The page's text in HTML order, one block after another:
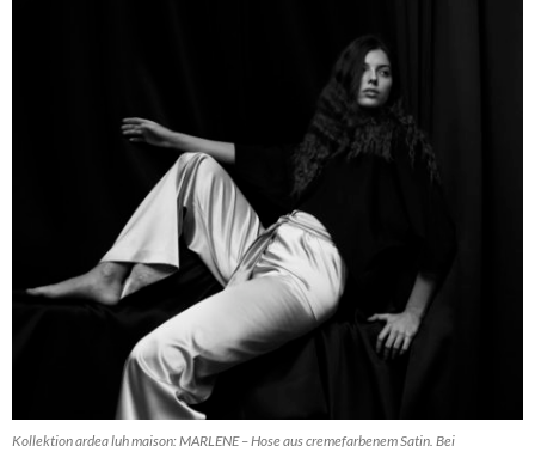
Kollektion ardea luh maison: MARLENE – Hose aus cremefarbenem Satin. Bei